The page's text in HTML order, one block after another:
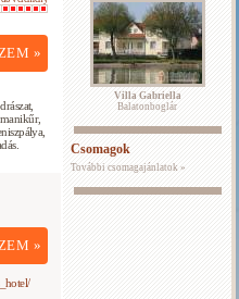
»
»
Villa Gabriella
Balatonboglár
Csomagok
További csomagajánlatok »